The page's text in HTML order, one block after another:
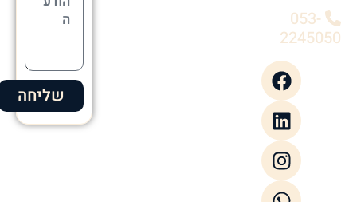
053-
2245050
שליחה
Alternative: